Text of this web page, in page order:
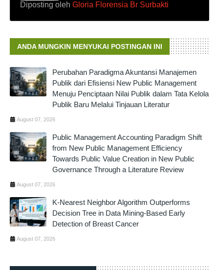
Diposting oleh Gloria Florensia Br Surbakti
ANDA MUNGKIN MENYUKAI POSTINGAN INI
Perubahan Paradigma Akuntansi Manajemen
Publik dari Efisiensi New Public Management
Menuju Penciptaan Nilai Publik dalam Tata Kelola
Publik Baru Melalui Tinjauan Literatur
August 07, 2026
Public Management Accounting Paradigm Shift
from New Public Management Efficiency
Towards Public Value Creation in New Public
Governance Through a Literature Review
August 07, 2026
K-Nearest Neighbor Algorithm Outperforms
Decision Tree in Data Mining-Based Early
Detection of Breast Cancer
August 07, 2026